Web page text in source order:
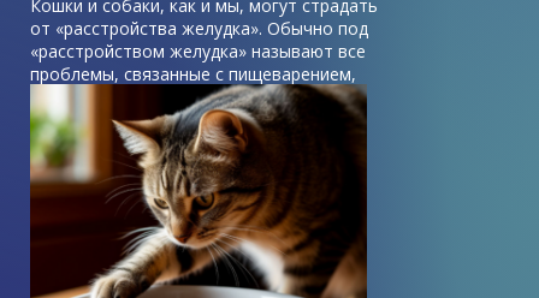
Кошки и собаки, как и мы, могут страдать
от «расстройства желудка». Обычно под
«расстройством желудка» называют все
проблемы, связанные с пищеварением,
будь то диарея, рвота или отравление.
С людьми все проще, мы обычно знаем,
чем мы отравились, быстро реагируем на
недомогания и понимаем, что нужно
сделать, чтобы стало легче. С питомцами
сложнее: мы не всегда можем угадать,
какой продукт вызвал проблемы с
желудком.